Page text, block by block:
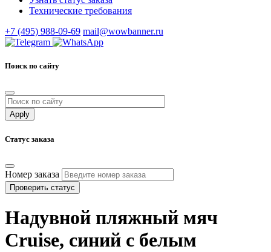
Технические требования
+7 (495) 988-09-69 mail@wowbanner.ru
Поиск по сайту
Статус заказа
Номер заказа
Проверить статус
Надувной пляжный мяч
Cruise, синий с белым